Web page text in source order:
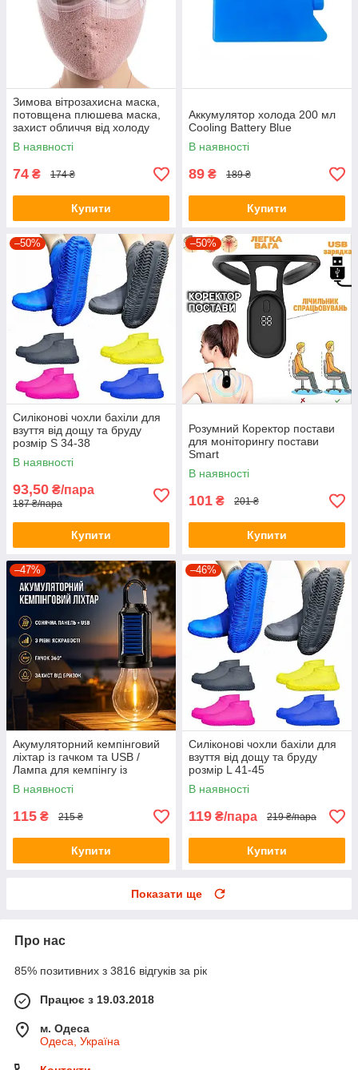
Зимова вітрозахисна маска,
потовщена плюшева маска,
захист обличчя від холоду
для їзди на велосипеді
Рожевий
В наявності
74 ₴ 174 ₴
Купити
Аккумулятор холода 200 мл
Cooling Battery Blue
В наявності
89 ₴ 189 ₴
Купити
–50%
Силіконові чохли бахіли для
взуття від дощу та бруду
розмір S 34-38
В наявності
93,50 ₴/пара
187 ₴/пара
Купити
–50%
Розумний Коректор постави
для моніторингу постави
Smart
В наявності
101 ₴ 201 ₴
Купити
–47%
Акумуляторний кемпінговий
ліхтар із гачком та USB /
Лампа для кемпінгу із
сонячною панеллю HA-112
В наявності
115 ₴ 215 ₴
Купити
–46%
Силіконові чохли бахіли для
взуття від дощу та бруду
розмір L 41-45
В наявності
119 ₴/пара 219 ₴/пара
Купити
Показати ще
Про нас
85% позитивних з 3816 відгуків за рік
Працює з 19.03.2018
м. Одеса
Одеса, Україна